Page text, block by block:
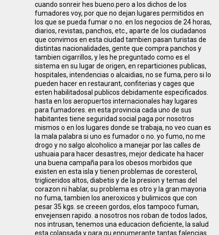
cuando sonreir hes bueno.pero a los dichos de los
fumadores voy, por que no dejan lugares permitidos en
los que se pueda fumar o no. en los negocios de 24 horas,
diarios, revistas, panchos, etc., aparte de los ciudadanos
que convimos en esta ciudad tambien pasan turistas de
distintas nacionalidades, gente que compra panchos y
tambien cigarrillos, y les he preguntado como es el
sistema en su lugar de origen, en reparticiones publicas,
hospitales, intendencias o alcaidias, no se fuma, pero si lo
pueden hacer en restaurant, confiterias y cages que
esten habilitadosal publicos debidamente especificados.
hasta en los aeropuertos internacionales hay lugares
para fumadores. en esta provincia cada uno de sus
habitantes tiene seguridad social paga por nosotros
mismos o en los lugares donde se trabaja, no veo cuan es
la mala palabra si uno es fumador o no. yo fumo, no me
drogo y no salgo alcoholico a manejar por las calles de
ushuaia para hacer desastres, mejor dedicate ha hacer
una buena campaña para los obesos morbidos que
existen en esta isla y tienen problemas de coresterol,
trigliceridos altos, diabetis y de la presion y temas del
corazon ni hablar, su problema es otro y la gran mayoria
no fuma, tambien los aneroxicos y bulimicos que con
pesar 35 kgs. se creeen gordos, elos tampoco fuman,
envejensen rapido. a nosotros nos roban de todos lados,
nos intrusan, tenemos una educacion deficiente, la salud
esta colapsada y para qu ennumerante tantas falencias